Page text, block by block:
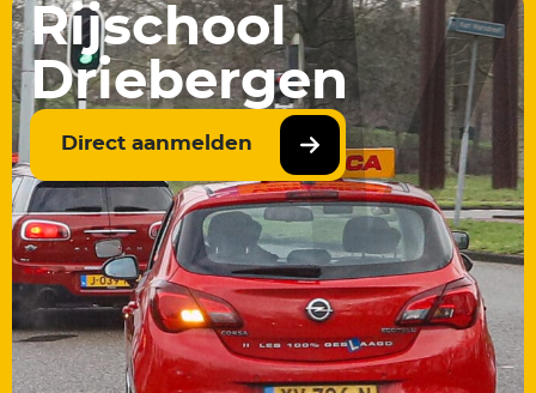
Rijschool
Driebergen
Direct aanmelden